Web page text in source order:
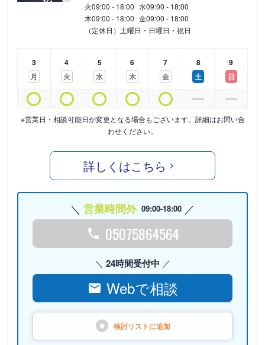
火09:00 - 18:00 水09:00 - 18:00
木09:00 - 18:00 金09:00 - 18:00
（定休日）土曜日・日曜日・祝日
3
月
4
火
5
水
6
木
7
金
8
土
9
日
※営業日・相談可能日が変更となる場合もございます。詳細はお問い合
わせください。
詳しくはこちら
営業時間外 09:00-18:00
05075864564
24時間受付中
Webで相談
検討リストに追加